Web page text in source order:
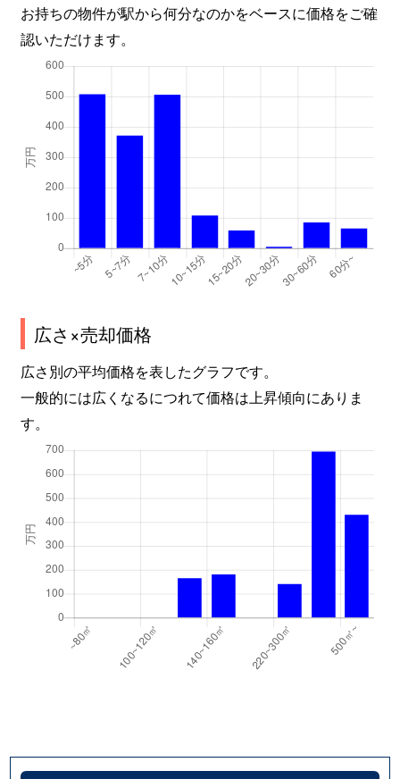
お持ちの物件が駅から何分なのかをベースに価格をご確
認いただけます。
広さ×売却価格
広さ別の平均価格を表したグラフです。
一般的には広くなるにつれて価格は上昇傾向にありま
す。